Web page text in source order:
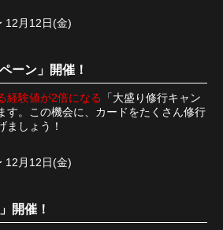
12月12日(金)
ーン」開催！
経験値が2倍になる
「大盛り修行キャン
す。この機会に、カードをたくさん修行
ましょう！
12月12日(金)
開催！